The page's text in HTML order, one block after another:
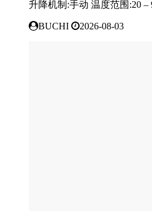
升降机制:手动 温度范围:20
BUCHI 2026-08-03